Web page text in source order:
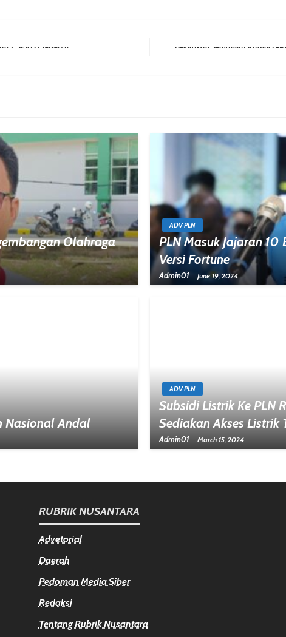
Next Post
Olahraga
ADV PLN
PLN Masuk Jajaran 10
Versi Fortune
Admin01 June 19, 2024
Nasional Andal
ADV PLN
Subsidi Listrik Ke PLN
Sediakan Akses
Admin01 March 15, 2024
RUBRIK NUSANTARA
Advetorial
Daerah
Pedoman Media Siber
Redaksi
Tentang Rubrik Nusantara